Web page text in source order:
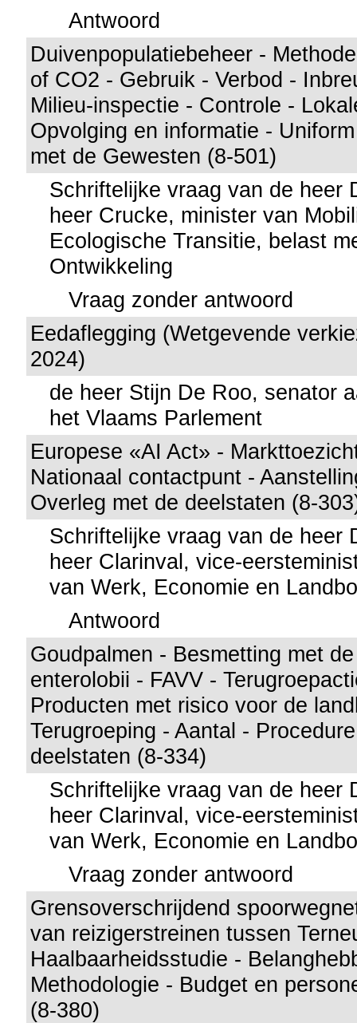
Antwoord
Duivenpopulatiebeheer -
of CO2 - Gebruik - Verbod -
Milieu-inspectie - Controle -
Opvolging en informatie -
met de Gewesten (8-501)
Schriftelijke vraag van de heer
heer Crucke, minister van
Ecologische Transitie, belast
Ontwikkeling
Vraag zonder antwoord
Eedaflegging (Wetgevende
2024)
de heer Stijn De Roo, senator
het Vlaams Parlement
Europese «AI Act» -
Nationaal contactpunt -
Overleg met de deelstaten (8-
Schriftelijke vraag van de heer
heer Clarinval, vice-
van Werk, Economie en
Antwoord
Goudpalmen - Besmetting met
enterolobii - FAVV -
Producten met risico voor de
Terugroeping - Aantal -
deelstaten (8-334)
Schriftelijke vraag van de heer
heer Clarinval, vice-
van Werk, Economie en
Vraag zonder antwoord
Grensoverschrijdend
van reizigerstreinen tussen
Haalbaarheidsstudie -
Methodologie - Budget en
(8-380)